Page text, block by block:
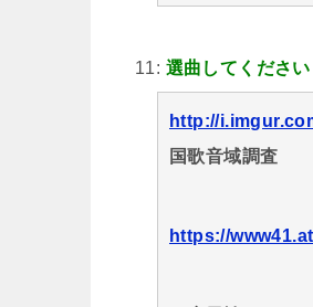
11: 選曲してください
http://
国歌音域調査
https://